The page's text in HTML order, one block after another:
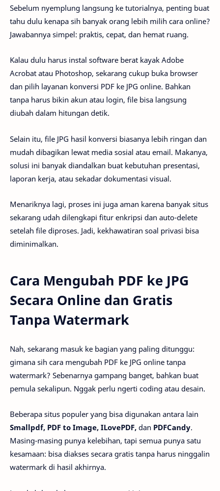
Sebelum nyemplung langsung ke tutorialnya, penting buat
tahu dulu kenapa sih banyak orang lebih milih cara online?
Jawabannya simpel: praktis, cepat, dan hemat ruang.
Kalau dulu harus instal software berat kayak Adobe
Acrobat atau Photoshop, sekarang cukup buka browser
dan pilih layanan konversi PDF ke JPG online. Bahkan
tanpa harus bikin akun atau login, file bisa langsung
diubah dalam hitungan detik.
Selain itu, file JPG hasil konversi biasanya lebih ringan dan
mudah dibagikan lewat media sosial atau email. Makanya,
solusi ini banyak diandalkan buat kebutuhan presentasi,
laporan kerja, atau sekadar dokumentasi visual.
Menariknya lagi, proses ini juga aman karena banyak situs
sekarang udah dilengkapi fitur enkripsi dan auto-delete
setelah file diproses. Jadi, kekhawatiran soal privasi bisa
diminimalkan.
Cara Mengubah PDF ke JPG
Secara Online dan Gratis
Tanpa Watermark
Nah, sekarang masuk ke bagian yang paling ditunggu:
gimana sih cara mengubah PDF ke JPG online tanpa
watermark? Sebenarnya gampang banget, bahkan buat
pemula sekalipun. Nggak perlu ngerti coding atau desain.
Beberapa situs populer yang bisa digunakan antara lain
Smallpdf, PDF to Image, ILovePDF, dan PDFCandy.
Masing-masing punya kelebihan, tapi semua punya satu
kesamaan: bisa diakses secara gratis tanpa harus ninggalin
watermark di hasil akhirnya.